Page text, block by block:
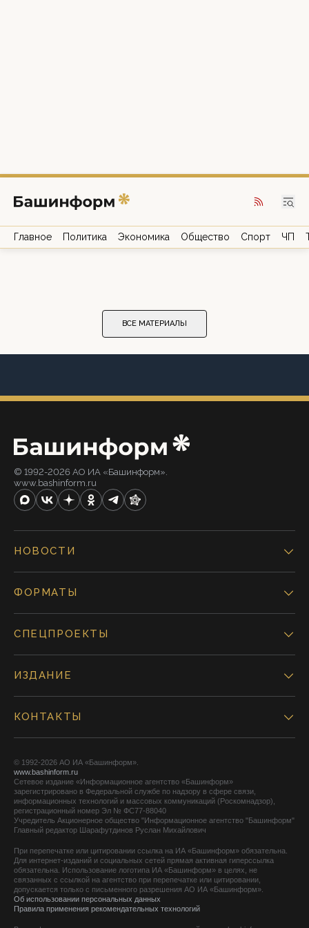
Главное Политика Экономика Общество Спорт ЧП
ВСЕ МАТЕРИАЛЫ
© 1992-2026 АО ИА «Башинформ».
www.bashinform.ru
НОВОСТИ
ФОРМАТЫ
СПЕЦПРОЕКТЫ
ИЗДАНИЕ
КОНТАКТЫ
© 1992-2026 АО ИА «Башинформ».
www.bashinform.ru
Сетевое издание «Информационное агентство «Башинформ»
зарегистрировано в Федеральной службе по надзору в сфере связи,
информационных технологий и массовых коммуникаций (Роскомнадзор),
регистрационный номер Эл № ФС77-88040
Учредитель Акционерное общество "Информационное агентство "Башинформ"
Главный редактор Шарафутдинов Руслан Михайлович
При перепечатке или цитировании ссылка на ИА «Башинформ» обязательна.
Для интернет-изданий и социальных сетей прямая активная гиперссылка
обязательна. Использование логотипа ИА «Башинформ» в целях, не
связанных с ссылкой на агентство при перепечатке или цитировании,
допускается только с письменного разрешения АО ИА «Башинформ».
Об использовании персональных данных
Правила применения рекомендательных технологий